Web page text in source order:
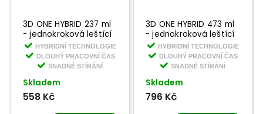
3D ONE HYBRID 237 ml
- jednokroková leštící
pastaHYBRIDNÍ TECHNOLOGIE
DLOUHÝ PRACOVNÍ ČAS
SNADNÉ STÍRÁNÍ
Skladem
558 Kč
3D ONE HYBRID 473 ml
- jednokroková leštící
pastaHYBRIDNÍ TECHNOLOGIE
DLOUHÝ PRACOVNÍ ČAS
SNADNÉ STÍRÁNÍ
Skladem
796 Kč